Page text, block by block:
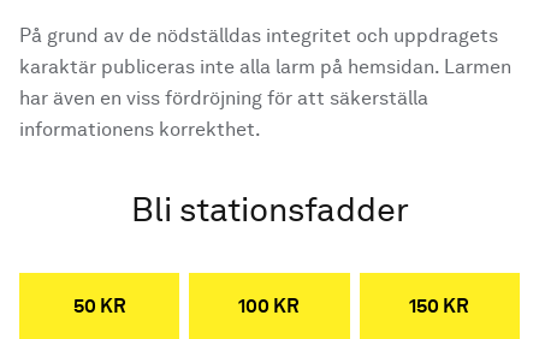
På grund av de nödställdas integritet och uppdragets
karaktär publiceras inte alla larm på hemsidan. Larmen
har även en viss fördröjning för att säkerställa
informationens korrekthet.
Bli stationsfadder
50 KR 100 KR 150 KR